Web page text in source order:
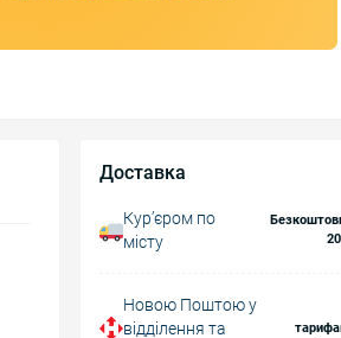
Доставка
Курʼєром по
місту
Новою Поштою у
відділення та